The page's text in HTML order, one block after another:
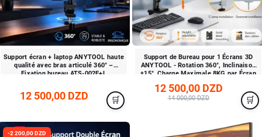
Support écran + laptop ANYTOOL haute
qualité avec bras articulé 360° –
Fixation bureau ATS-002E+L
12 500,00 DZD
Support de Bureau pour 1 Écrans 3D
ANYTOOL - Rotation 360°, Inclinaison
±15°, Charge Maximale 8KG par Écran
12 500,00 DZD
14 000,00 DZD
-2 200,00 DZD